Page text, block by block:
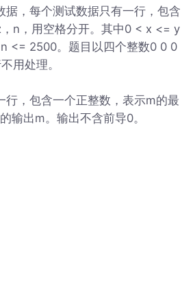
据，每个测试数据只有一行，包含
n，用空格分开。其中0 < x <= y
<= 2500。题目以四个整数0 0 0
用处理。
行，包含一个正整数，表示m的最
输出m。输出不含前导0。